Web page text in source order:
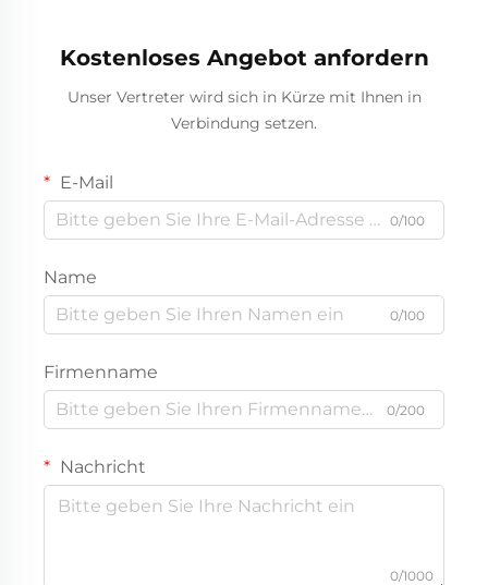
Kostenloses Angebot anfordern
Unser Vertreter wird sich in Kürze mit Ihnen in
Verbindung setzen.
E-Mail
0/100
Name
0/100
Firmenname
0/200
Nachricht
0/1000